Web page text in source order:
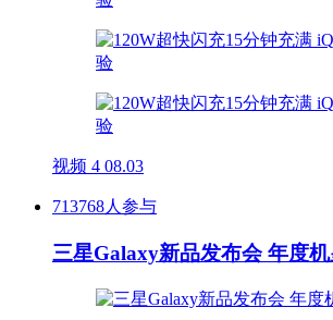
视频 4 08.03
713768人参与
三星Galaxy新品发布会 年度